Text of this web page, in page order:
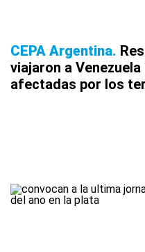
CEPA Argentina
viajaron a
afectadas por los